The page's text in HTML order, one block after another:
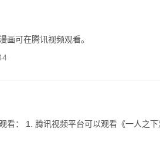
画可在腾讯视频观看。
看： 1. 腾讯视频平台可以观看《一人之